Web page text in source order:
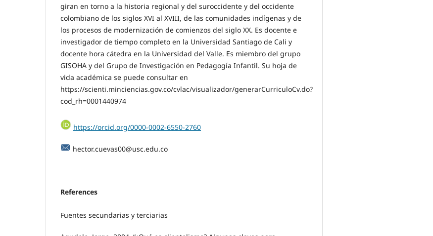
giran en torno a la historia regional y del suroccidente y del occidente
colombiano de los siglos XVI al XVIII, de las comunidades indígenas y de
los procesos de modernización de comienzos del siglo XX. Es docente e
investigador de tiempo completo en la Universidad Santiago de Cali y
docente hora cátedra en la Universidad del Valle. Es miembro del grupo
GISOHA y del Grupo de Investigación en Pedagogía Infantil. Su hoja de
vida académica se puede consultar en
https://scienti.minciencias.gov.co/cvlac/visualizador/generarCurriculoCv.do?
cod_rh=0001440974
https://orcid.org/0000-0002-6550-2760
hector.cuevas00@usc.edu.co
References
Fuentes secundarias y terciarias